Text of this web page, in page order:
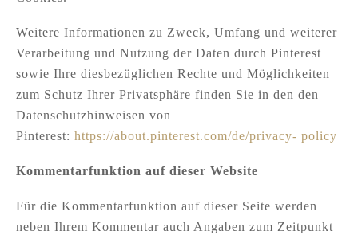
Weitere Informationen zu Zweck, Umfang und weiterer
Verarbeitung und Nutzung der Daten durch Pinterest
sowie Ihre diesbezüglichen Rechte und Möglichkeiten
zum Schutz Ihrer Privatsphäre finden Sie in den den
Datenschutzhinweisen von
Pinterest: https://about.pinterest.com/de/privacy- policy
Kommentarfunktion auf dieser Website
Für die Kommentarfunktion auf dieser Seite werden
neben Ihrem Kommentar auch Angaben zum Zeitpunkt